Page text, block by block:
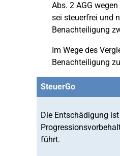
Abs. 2 AGG
sei steuerfrei und
Benachteiligung
Im Wege des
Benachteiligung
SteuerGo
Die Entschädigung
führt.